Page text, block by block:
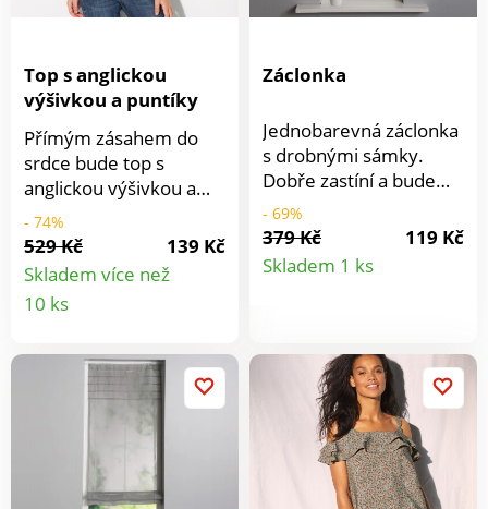
Top s anglickou
výšivkou a puntíky
Přímým zásahem do
srdce bude top s
anglickou výšivkou a
veselým potiskem
puntíků. Kulatý
uvolněný výstřih. V
ramenou anglická
výšivka s vlnkovaným
sklady. Rovný,
rozšířený spodní lem.
Směs bavlny a viskózy.
Lze prát v pračce.
- 74%
529 Kč
139 Kč
Skladem více než
10 ks
Záclonka
Jednobarevná záclonka
s drobnými sámky.
Dobře zastíní a bude
hezkou dekorací na
vašem okně. Stačí ji
navléknout na tyč a
pověsit. Rovný spodní
dobře splývala a
usnadnila rolování při
vytahování. Prodáváme
jednotlivě. Materiál
100% polyester.
- 69%
379 Kč
119 Kč
Skladem 1 ks